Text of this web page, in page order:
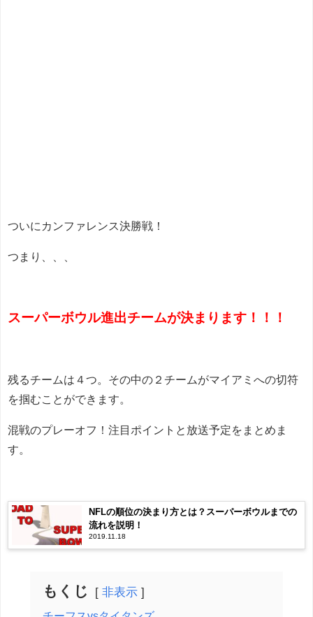
ついにカンファレンス決勝戦！
つまり、、、
スーパーボウル進出チームが決まります！！！
残るチームは４つ。その中の２チームがマイアミへの切符
を掴むことができます。
混戦のプレーオフ！注目ポイントと放送予定をまとめま
す。
NFLの順位の決まり方とは？スーパーボウルまでの
流れを説明！
2019.11.18
もくじ 非表示